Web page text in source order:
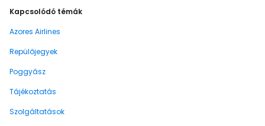
Kapcsolódó témák
Azores Airlines
Repülőjegyek
Poggyász
Tájékoztatás
Szolgáltatások